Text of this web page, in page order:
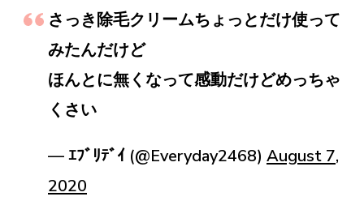
さっき除毛クリームちょっとだけ使って
みたんだけど
ほんとに無くなって感動だけどめっちゃ
くさい
— ｴﾌﾞﾘﾃﾞｲ (@Everyday2468) August 7,
2020